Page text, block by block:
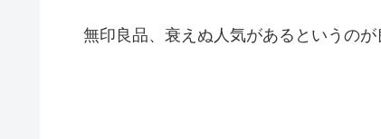
無印良品、衰えぬ人気があるというのが